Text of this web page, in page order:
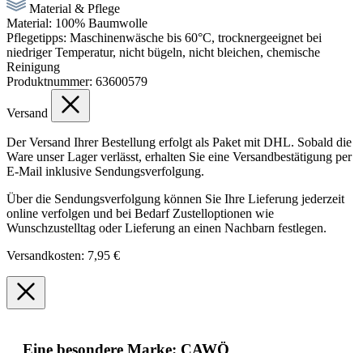
Material & Pflege
Material: 100% Baumwolle
Pflegetipps: Maschinenwäsche bis 60°C, trocknergeeignet bei
niedriger Temperatur, nicht bügeln, nicht bleichen, chemische
Reinigung
Produktnummer: 63600579
Versand
Der Versand Ihrer Bestellung erfolgt als Paket mit DHL. Sobald die
Ware unser Lager verlässt, erhalten Sie eine Versandbestätigung per
E-Mail inklusive Sendungsverfolgung.
Über die Sendungsverfolgung können Sie Ihre Lieferung jederzeit
online verfolgen und bei Bedarf Zustelloptionen wie
Wunschzustelltag oder Lieferung an einen Nachbarn festlegen.
Versandkosten: 7,95 €